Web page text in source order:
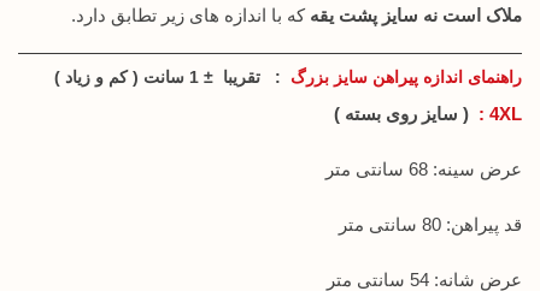
ملاک است نه سایز پشت یقه که با اندازه های زیر تطابق دارد.
راهنمای اندازه پیراهن سایز بزرگ : تقریبا ± 1 سانت ( کم و زیاد )
4XL : ( سایز روی بسته )
عرض سینه: 68 سانتی متر
قد پیراهن: 80 سانتی متر
عرض شانه: 54 سانتی متر